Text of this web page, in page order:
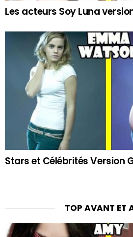
Les acteurs Soy Luna
Stars et Célébrités Version
TOP AVANT ET